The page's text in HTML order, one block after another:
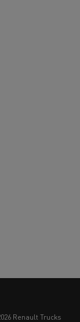
Renault Trucks